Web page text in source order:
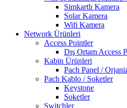
Simkartlı Kamera
Solar Kamera
Wifi Kamera
Network Ürünleri
Access Pointler
Dış Ortam Access
Kabin Ürünleri
Pach Panel /
Pach Kablo / Soketler
Keystone
Soketler
Switchler